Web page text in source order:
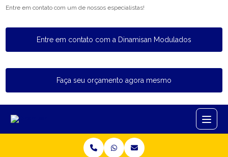
Entre em contato com um de nossos especialistas!
Entre em contato com a Dinamisan Modulados
Faça seu orçamento agora mesmo